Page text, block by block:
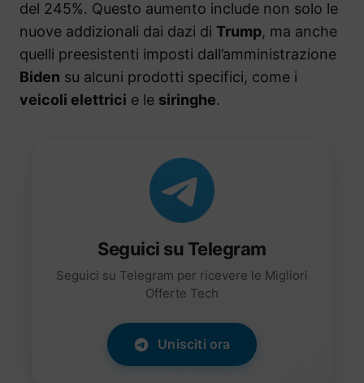
del 245%. Questo aumento include non solo le
nuove addizionali dai dazi di Trump, ma anche
quelli preesistenti imposti dall’amministrazione
Biden su alcuni prodotti specifici, come i
veicoli elettrici e le siringhe.
Seguici su Telegram
Seguici su Telegram per ricevere le Migliori
Offerte Tech
Unisciti ora